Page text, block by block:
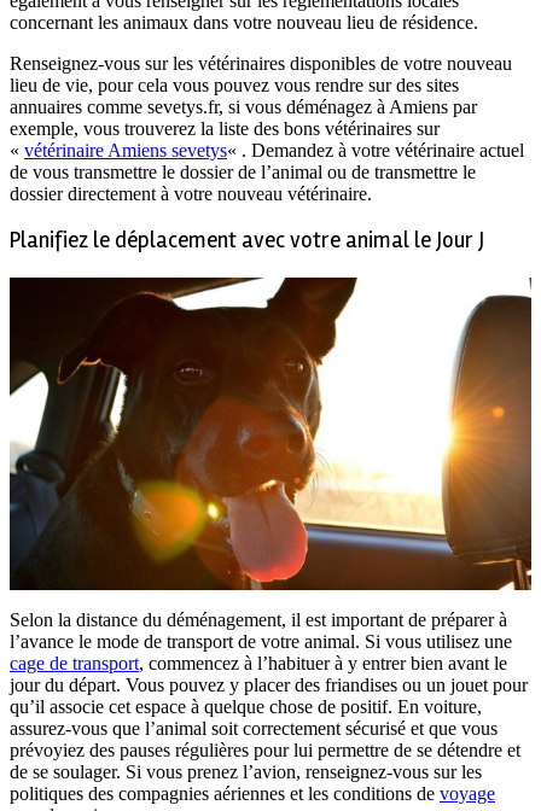
concernant les animaux dans votre nouveau lieu de résidence.
Renseignez-vous sur les vétérinaires disponibles de votre nouveau
lieu de vie, pour cela vous pouvez vous rendre sur des sites
annuaires comme sevetys.fr, si vous déménagez à Amiens par
exemple, vous trouverez la liste des bons vétérinaires sur
« vétérinaire Amiens sevetys« . Demandez à votre vétérinaire actuel
de vous transmettre le dossier de l’animal ou de transmettre le
dossier directement à votre nouveau vétérinaire.
Planifiez le déplacement avec votre animal le Jour J
Selon la distance du déménagement, il est important de préparer à
l’avance le mode de transport de votre animal. Si vous utilisez une
cage de transport, commencez à l’habituer à y entrer bien avant le
jour du départ. Vous pouvez y placer des friandises ou un jouet pour
qu’il associe cet espace à quelque chose de positif. En voiture,
assurez-vous que l’animal soit correctement sécurisé et que vous
prévoyiez des pauses régulières pour lui permettre de se détendre et
de se soulager. Si vous prenez l’avion, renseignez-vous sur les
politiques des compagnies aériennes et les conditions de voyage